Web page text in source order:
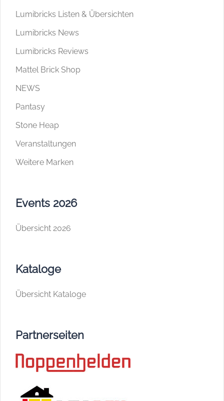
Lumibricks Listen & Übersichten
Lumibricks News
Lumibricks Reviews
Mattel Brick Shop
NEWS
Pantasy
Stone Heap
Veranstaltungen
Weitere Marken
Events 2026
Übersicht 2026
Kataloge
Übersicht Kataloge
Partnerseiten